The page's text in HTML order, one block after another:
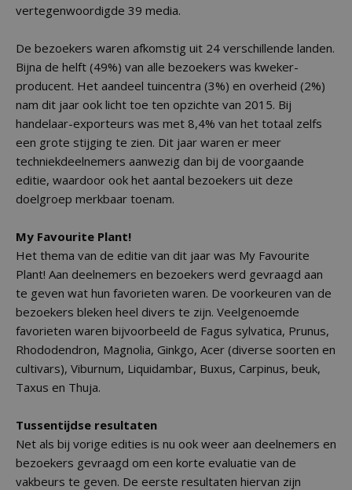
vertegenwoordigde 39 media.
De bezoekers waren afkomstig uit 24 verschillende landen.
Bijna de helft (49%) van alle bezoekers was kweker-
producent. Het aandeel tuincentra (3%) en overheid (2%)
nam dit jaar ook licht toe ten opzichte van 2015. Bij
handelaar-exporteurs was met 8,4% van het totaal zelfs
een grote stijging te zien. Dit jaar waren er meer
techniekdeelnemers aanwezig dan bij de voorgaande
editie, waardoor ook het aantal bezoekers uit deze
doelgroep merkbaar toenam.
My Favourite Plant!
Het thema van de editie van dit jaar was My Favourite
Plant! Aan deelnemers en bezoekers werd gevraagd aan
te geven wat hun favorieten waren. De voorkeuren van de
bezoekers bleken heel divers te zijn. Veelgenoemde
favorieten waren bijvoorbeeld de Fagus sylvatica, Prunus,
Rhododendron, Magnolia, Ginkgo, Acer (diverse soorten en
cultivars), Viburnum, Liquidambar, Buxus, Carpinus, beuk,
Taxus en Thuja.
Tussentijdse resultaten
Net als bij vorige edities is nu ook weer aan deelnemers en
bezoekers gevraagd om een korte evaluatie van de
vakbeurs te geven. De eerste resultaten hiervan zijn